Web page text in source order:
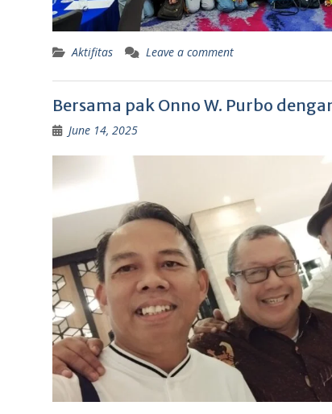
Aktifitas Leave a comment
Bersama pak Onno W. Purbo
June 14, 2025